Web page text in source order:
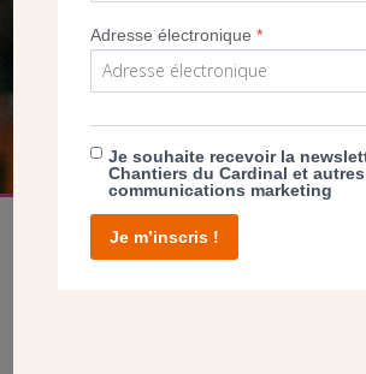
NOUS PERMET D’AGIR
Adresse électronique*
Je souhaite recevoir la
Chantiers du Cardinal et autres
communications marketing
Je m’inscris !